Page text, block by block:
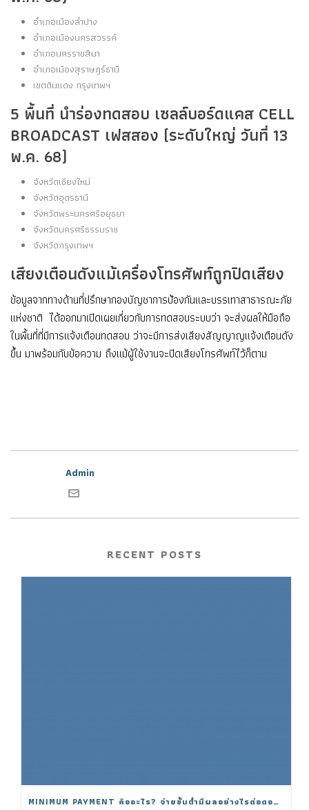
อำเภอเมืองลำปาง
อำเภอเมืองนครสวรรค์
อำเภอนครราชสีมา
อำเภอเมืองสุราษฎร์ธานี
เขตดินแดง กรุงเทพฯ
5 พื้นที่ นำร่องทดสอบ เซลล์บอร์ดแคส CELL
BROADCAST เฟสสอง (ระดับใหญ่ วันที่ 13
พ.ค. 68)
จังหวัดเชียงใหม่
จังหวัดอุดรธานี
จังหวัดพระนครศรีอยุธยา
จังหวัดนครศรีธรรมราช
จังหวัดกรุงเทพฯ
เสียงเตือนดังแม้เครื่องโทรศัพท์ถูกปิดเสียง
ข้อมูลจากทางด้านที่ปรึกษากองบัญชาการป้องกันและบรรเทาสาธารณะภัย
แห่งชาติ ได้ออกมาเปิดเผยเกี่ยวกับการทดสอบระบบว่า จะส่งผลให้มือถือ
ในพื้นที่ที่มีการแจ้งเตือนทดสอบ ว่าจะมีการส่งเสียงสัญญาญแจ้งเตือนดัง
ขึ้น มาพร้อมกับข้อความ ถึงแม้ผู้ใช้งานจะปิดเสียงโทรศัพท์ไว้ก็ตาม
Admin
RECENT POSTS
MINIMUM PAYMENT คืออะไร? จ่ายขั้นต่ำมีผลอย่างไรต่อดอกเบี้ย